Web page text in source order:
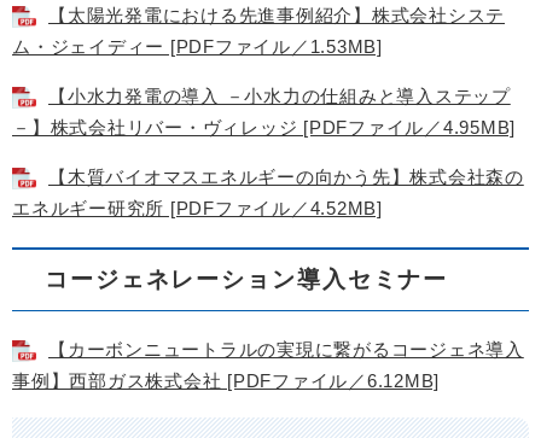
【太陽光発電における先進事例紹介】株式会社システ
ム・ジェイディー [PDFファイル／1.53MB]
【小水力発電の導入 －小水力の仕組みと導入ステップ
－】株式会社リバー・ヴィレッジ [PDFファイル／4.95MB]
【木質バイオマスエネルギーの向かう先】株式会社森の
エネルギー研究所 [PDFファイル／4.52MB]
コージェネレーション導入セミナー
【カーボンニュートラルの実現に繋がるコージェネ導入
事例】西部ガス株式会社 [PDFファイル／6.12MB]